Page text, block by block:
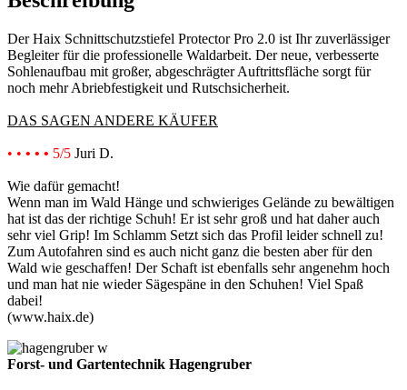
Der Haix Schnittschutzstiefel Protector Pro 2.0 ist Ihr zuverlässiger
Begleiter für die professionelle Waldarbeit. Der neue, verbesserte
Sohlenaufbau mit großer, abgeschrägter Auftrittsfläche sorgt für
noch mehr Abriebfestigkeit und Rutschsicherheit.
DAS SAGEN ANDERE KÄUFER
• • • • • 5/5 Juri D.
Wie dafür gemacht!
Wenn man im Wald Hänge und schwieriges Gelände zu bewältigen
hat ist das der richtige Schuh! Er ist sehr groß und hat daher auch
sehr viel Grip! Im Schlamm Setzt sich das Profil leider schnell zu!
Zum Autofahren sind es auch nicht ganz die besten aber für den
Wald wie geschaffen! Der Schaft ist ebenfalls sehr angenehm hoch
und man hat nie wieder Sägespäne in den Schuhen! Viel Spaß
dabei!
(www.haix.de)
Forst- und Gartentechnik Hagengruber